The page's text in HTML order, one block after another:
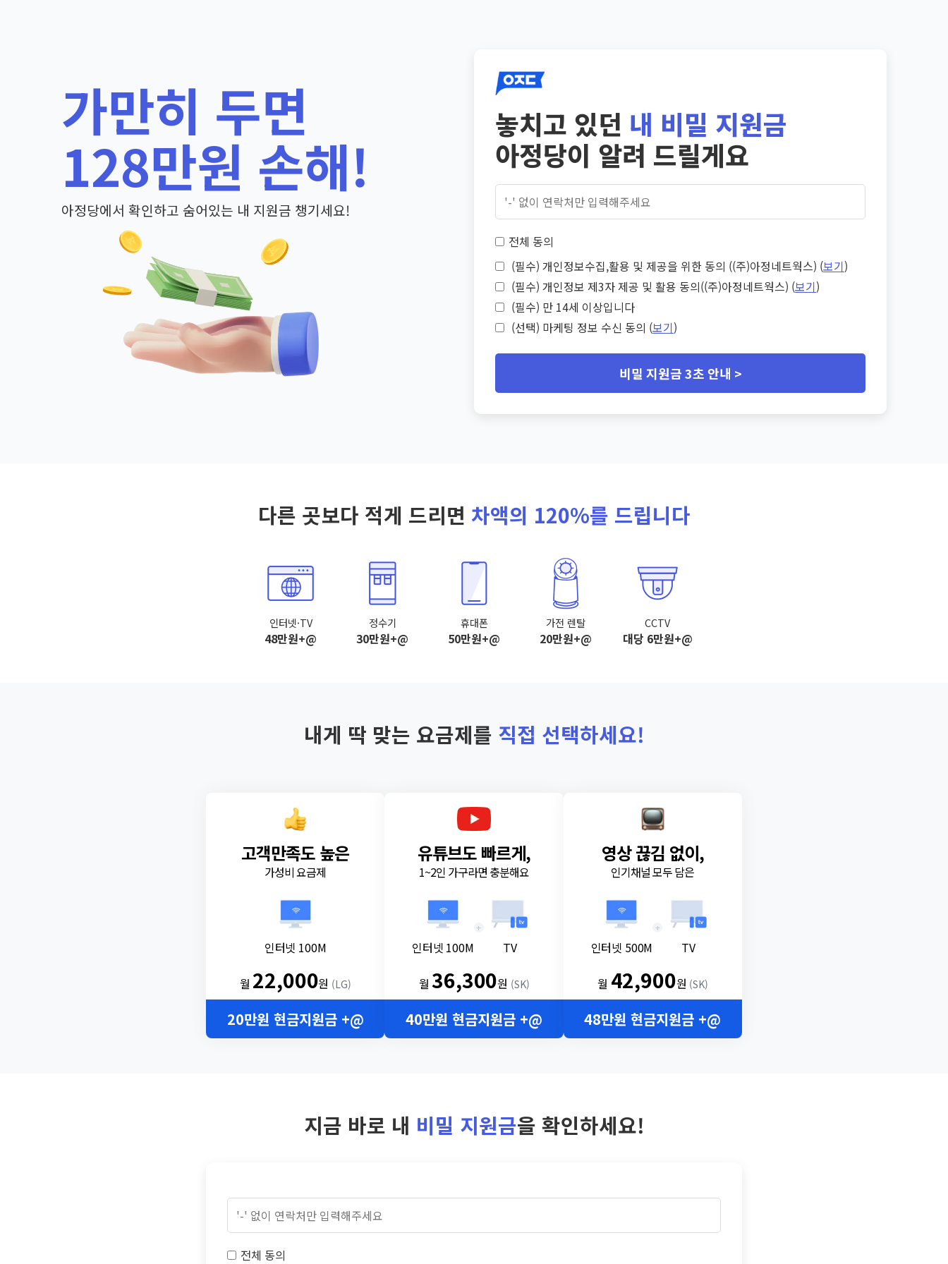
가만히 두면
128만원 손해!
아정당에서 확인하고 숨어있는 내 지원금 챙기세요!
놓치고 있던 내 비밀 지원금
아정당이 알려 드릴게요
전체 동의
(필수) 개인정보수집,활용 및 제공을 위한 동의 ((주)아정네트웍스) (보기)
(필수) 개인정보 제3자 제공 및 활용 동의((주)아정네트웍스) (보기)
(필수) 만 14세 이상입니다
(선택) 마케팅 정보 수신 동의 (보기)
비밀 지원금 3초 안내 >
다른 곳보다 적게 드리면 차액의 120%를 드립니다
인터넷·TV
48만원+@
정수기
30만원+@
휴대폰
50만원+@
가전 렌탈
20만원+@
CCTV
대당 6만원+@
내게 딱 맞는 요금제를 직접 선택하세요!
고객만족도 높은
가성비 요금제
인터넷 100M
월 22,000원 (LG)
20만원 현금지원금 +@
유튜브도 빠르게,
1~2인 가구라면 충분해요
인터넷 100M
+
TV
월36,300원 (SK)
40만원 현금지원금 +@
영상 끊김 없이,
인기채널 모두 담은
인터넷 500M
+
TV
월 42,900원 (SK)
48만원 현금지원금 +@
지금 바로 내 비밀 지원금을 확인하세요!
전체 동의